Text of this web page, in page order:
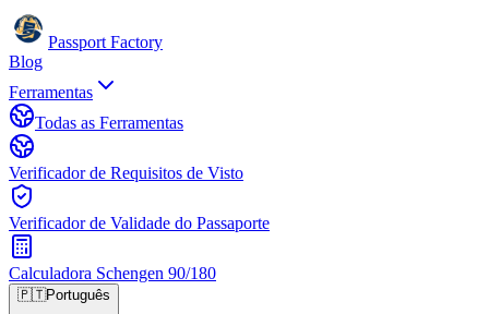
Passport Factory
Blog
Ferramentas
Todas as Ferramentas
Verificador de Requisitos de Visto
Verificador de Validade do Passaporte
Calculadora Schengen 90/180
🇵🇹Português